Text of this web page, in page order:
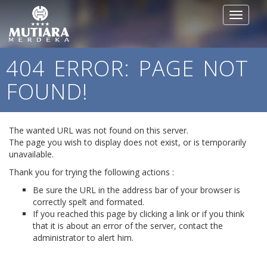
Toggle
404 ERROR: PAGE NOT
FOUND!
The wanted URL was not found on this server.
The page you wish to display does not exist, or is temporarily
unavailable.
Thank you for trying the following actions :
Be sure the URL in the address bar of your browser is
correctly spelt and formated.
If you reached this page by clicking a link or if you think
that it is about an error of the server, contact the
administrator to alert him.